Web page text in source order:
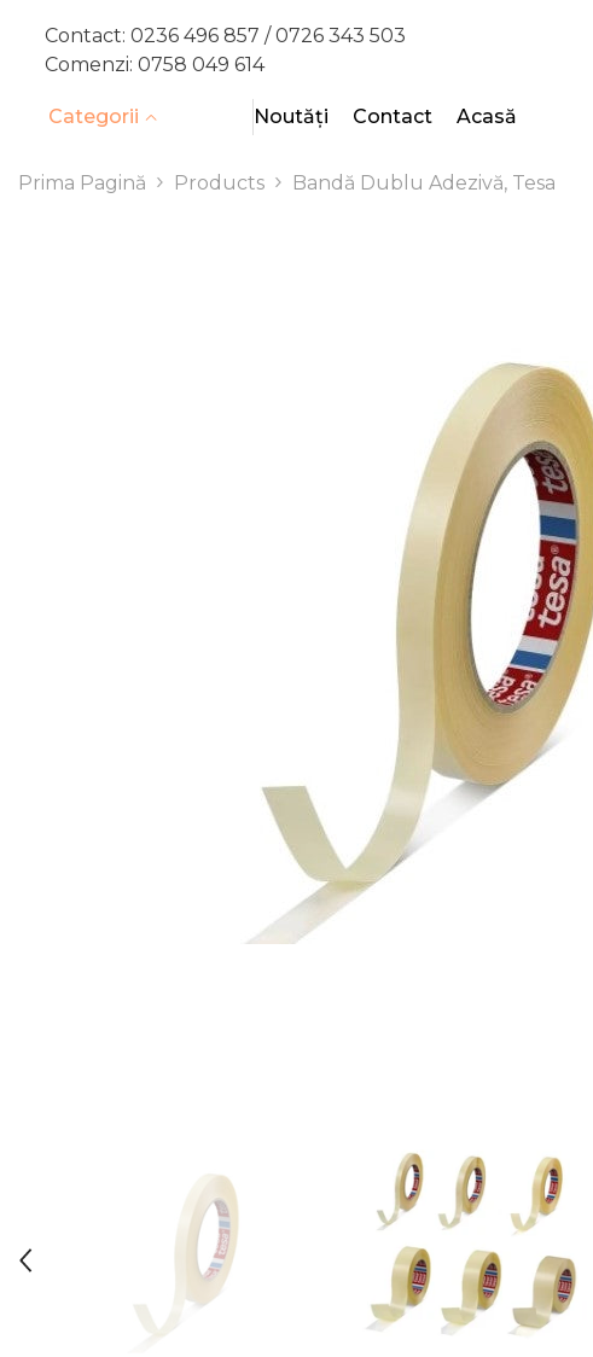
Contact: 0236 496 857 /0726 343 503
Comenzi: 0758 049 614
Categorii Noutăți Contact Acasă
Prima Pagină Products Bandă Dublu Adezivă, Tesa